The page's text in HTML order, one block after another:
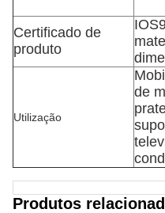
Certificado de
produto
Utilização
de
Produtos